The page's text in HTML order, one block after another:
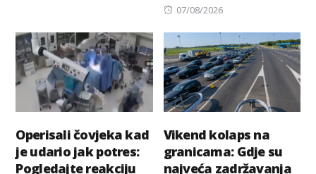
Posted
07/08/2026
Operisali čovjeka kad
je udario jak potres:
Pogledajte reakciju
Vikend kolaps na
granicama: Gdje su
najveća zadržavanja